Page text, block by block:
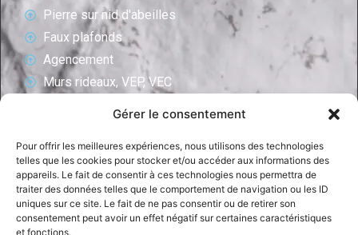
Gérer le consentement
Pour offrir les meilleures expériences, nous utilisons des technologies
telles que les cookies pour stocker et/ou accéder aux informations des
appareils. Le fait de consentir à ces technologies nous permettra de
traiter des données telles que le comportement de navigation ou les ID
uniques sur ce site. Le fait de ne pas consentir ou de retirer son
consentement peut avoir un effet négatif sur certaines caractéristiques
et fonctions.
Pierre sur nid d'abeilles
Faux plafonds
Agencement
Murs rideaux, VEP, VEC
Revêtements intérieurs
Façades ventilées
Planchers techniques
Façades